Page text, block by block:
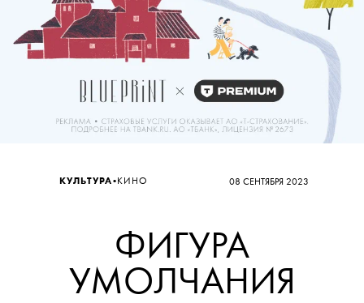
КУЛЬТУРА•КИНО 08 СЕНТЯБРЯ 2023
ФИГУРА
УМОЛЧАНИЯ